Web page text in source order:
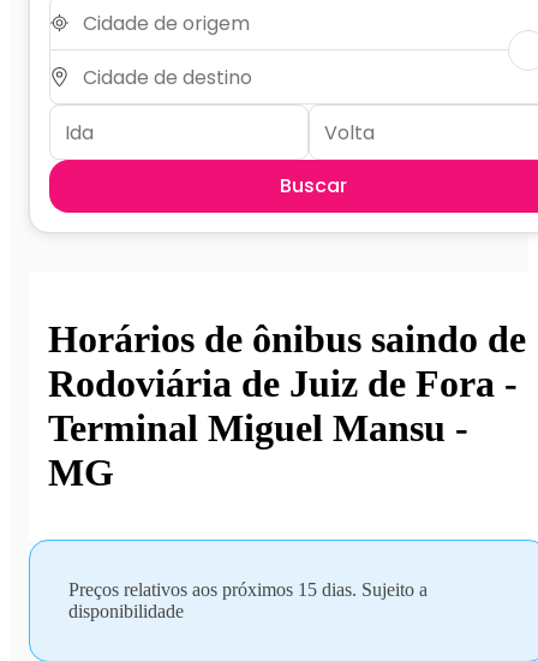
Buscar
Horários de ônibus saindo de
Rodoviária de Juiz de Fora -
Terminal Miguel Mansu -
MG
Preços relativos aos próximos 15 dias. Sujeito a
disponibilidade